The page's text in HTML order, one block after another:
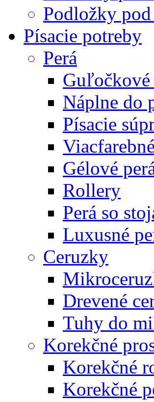
Podložky
Písacie potreby
Perá
Guľočkové
Náplne do
Písacie
Gélové
Rollery
Perá so
Luxusné
Ceruzky
Drevené
Tuhy do
Korekčné
Korekčné
Korekčné